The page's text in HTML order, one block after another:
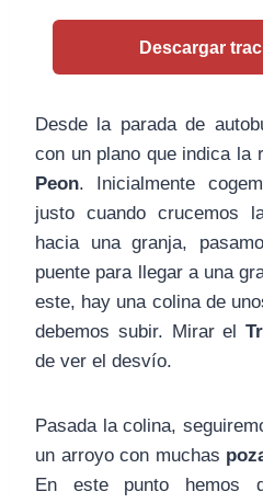
Descargar
Desde la parada de
con un plano que indica la
Peon. Inicialmente
justo cuando crucemos
hacia una granja,
puente para llegar a una
este, hay una colina de
debemos subir. Mirar el
de ver el desvío.
Pasada la colina,
un arroyo con muchas
En este punto hemos